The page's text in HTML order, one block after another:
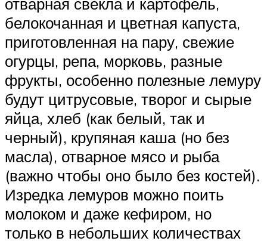
белокочанная и цветная капуста,
приготовленная на пару, свежие
огурцы, репа, морковь, разные
фрукты, особенно полезные лемуру
будут цитрусовые, творог и сырые
яйца, хлеб (как белый, так и
черный), крупяная каша (но без
масла), отварное мясо и рыба
(важно чтобы оно было без костей).
Изредка лемуров можно поить
молоком и даже кефиром, но
только в небольших количествах